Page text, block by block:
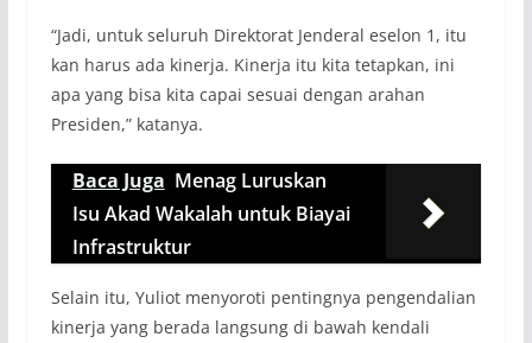
“Jadi, untuk seluruh Direktorat Jenderal eselon 1, itu
kan harus ada kinerja. Kinerja itu kita tetapkan, ini
apa yang bisa kita capai sesuai dengan arahan
Presiden,” katanya.
Baca Juga Menag Luruskan
Isu Akad Wakalah untuk Biayai
Infrastruktur
Selain itu, Yuliot menyoroti pentingnya pengendalian
kinerja yang berada langsung di bawah kendali